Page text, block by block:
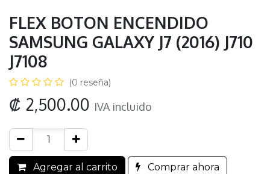
FLEX BOTON ENCENDIDO
SAMSUNG GALAXY J7 (2016) J710
J7108
(0 reseña)
₡ 2,500.00 IVA incluido
Agregar al carrito Comprar ahora